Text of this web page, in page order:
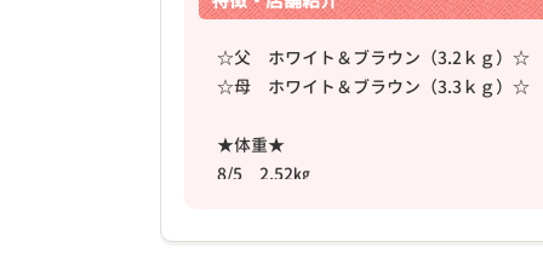
❮
☆父 ホワイト＆ブラウン（3.2ｋｇ）☆
☆母 ホワイト＆ブラウン（3.3ｋｇ）☆
★体重★
8/5 2.52㎏